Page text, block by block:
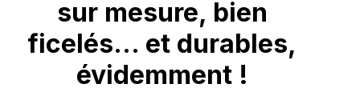
sur mesure, bien
ficelés... et durables,
évidemment !